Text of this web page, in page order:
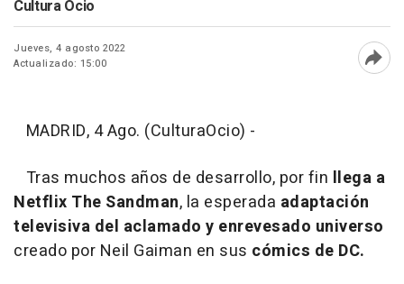
Cultura Ocio
Jueves, 4 agosto 2022
Actualizado: 15:00
MADRID, 4 Ago. (CulturaOcio) -
Tras muchos años de desarrollo, por fin llega a
Netflix The Sandman, la esperada adaptación
televisiva del aclamado y enrevesado universo
creado por Neil Gaiman en sus cómics de DC.